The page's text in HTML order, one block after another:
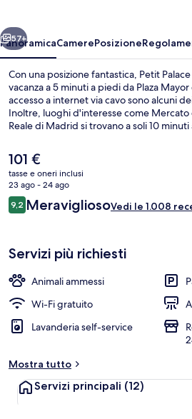
Avanti
57+
PanoramicaCamerePosizione
Con una posizione fantastica, Petit
vacanza a 5 minuti a piedi da Plaza
accesso a internet via cavo sono alcuni
Inoltre, luoghi d'interesse come Mercato
Reale di Madrid si trovano a soli 10
struttura è una comoda base per
Stazione metro di Ópera si trova a 3 min
Sol a 6.
Il
prezzo
attuale
è
101 €
101 €
tasse e oneri inclusi
23 ago - 24 ago
Recensioni
9,29,2 su 10
MeravigliosoVedi le 1.008
Servizi più richiesti
Animali ammessi
Wi-Fi gratuito
Lavanderia self-service
Mostra tutto
Servizi principali (12)